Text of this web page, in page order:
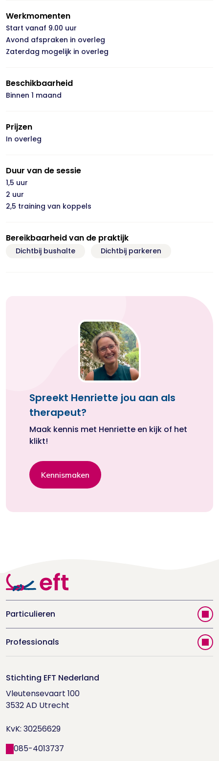
Werkmomenten
Start vanaf 9.00 uur
Avond afspraken in overleg
Zaterdag mogelijk in overleg
Beschikbaarheid
Binnen 1 maand
Prijzen
In overleg
Duur van de sessie
1,5 uur
2 uur
2,5 training van koppels
Bereikbaarheid van de praktijk
Dichtbij bushalte Dichtbij parkeren
Spreekt Henriette jou aan als
therapeut?
Maak kennis met Henriette en kijk of het
klikt!
Kennismaken
Particulieren
Vind jouw therapeut
Videoportal
Doe de relatietest
Houd me Vast-bijeenkomsten
Professionals
Trainingen
Supervisorenlijst
Nieuwsbrief ontvangen?
Wetenschappelijk onderzoek
Stichting EFT Nederland
Vleutensevaart 100
3532 AD Utrecht
KvK: 30256629
085-4013737